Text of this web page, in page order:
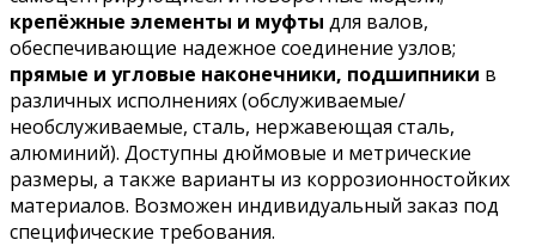
крепёжные элементы и муфты для валов,
обеспечивающие надежное соединение узлов;
прямые и угловые наконечники, подшипники в
различных исполнениях (обслуживаемые/
необслуживаемые, сталь, нержавеющая сталь,
алюминий). Доступны дюймовые и метрические
размеры, а также варианты из коррозионностойких
материалов. Возможен индивидуальный заказ под
специфические требования.